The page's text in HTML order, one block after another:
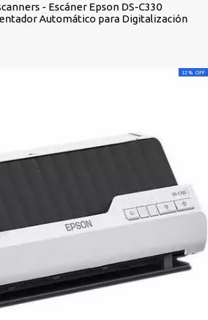
- Escáner Epson DS-C330
Automático para Digitalización
32 % OFF